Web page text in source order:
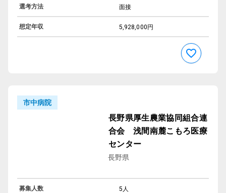
選考方法 面接
想定年収 5,928,000円
市中病院
長野県厚生農業協同組合連
合会 浅間南麓こもろ医療
センター
長野県
募集人数 5人